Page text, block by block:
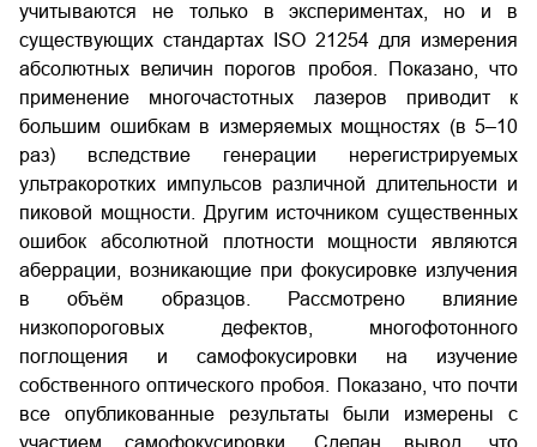
учитываются не только в экспериментах, но и в
существующих стандартах ISO 21254 для измерения
абсолютных величин порогов пробоя. Показано, что
применение многочастотных лазеров приводит к
большим ошибкам в измеряемых мощностях (в 5–10
раз) вследствие генерации нерегистрируемых
ультракоротких импульсов различной длительности и
пиковой мощности. Другим источником существенных
ошибок абсолютной плотности мощности являются
аберрации, возникающие при фокусировке излучения
в объём образцов. Рассмотрено влияние
низкопороговых дефектов, многофотонного
поглощения и самофокусировки на изучение
собственного оптического пробоя. Показано, что почти
все опубликованные результаты были измерены с
участием самофокусировки. Сделан вывод, что